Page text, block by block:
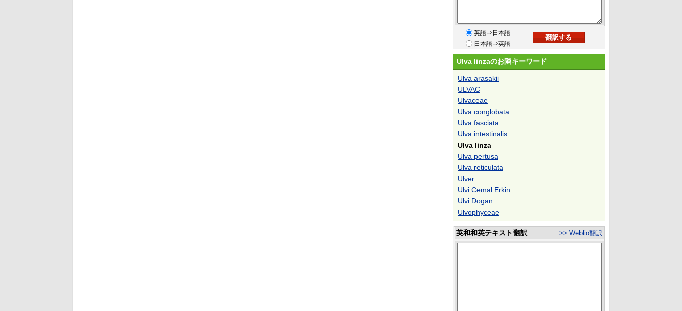
英語⇒日本語
日本語⇒英語
Ulva linzaのお隣キーワード
Ulva arasakii
ULVAC
Ulvaceae
Ulva conglobata
Ulva fasciata
Ulva intestinalis
Ulva linza
Ulva pertusa
Ulva reticulata
Ulver
Ulvi Cemal Erkin
Ulvi Dogan
Ulvophyceae
英和和英テキスト翻訳 >> Weblio翻訳